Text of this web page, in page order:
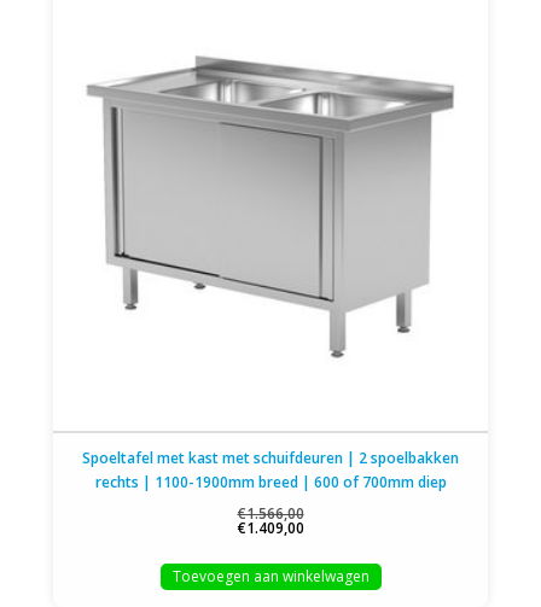
Spoeltafel met kast met schuifdeuren | 2 spoelbakken
rechts | 1100-1900mm breed | 600 of 700mm diep
€1.566,00
€1.409,00
Toevoegen aan winkelwagen